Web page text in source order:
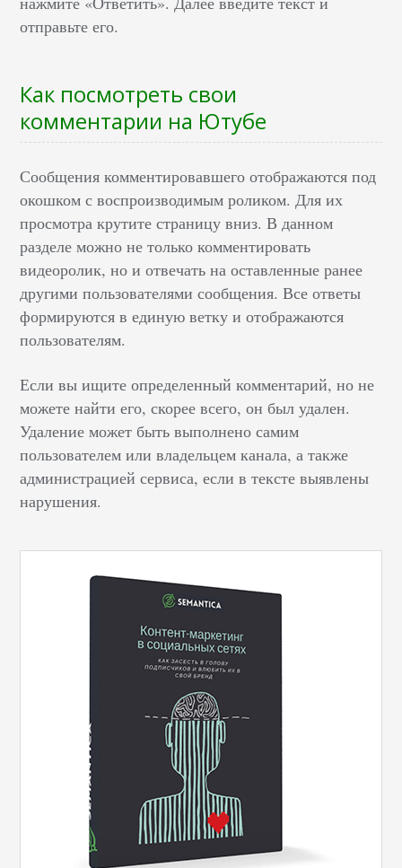
отправьте его.
Как посмотреть свои
комментарии на Ютубе
Сообщения комментировавшего отображаются под
окошком с воспроизводимым роликом. Для их
просмотра крутите страницу вниз. В данном
разделе можно не только комментировать
видеоролик, но и отвечать на оставленные ранее
другими пользователями сообщения. Все ответы
формируются в единую ветку и отображаются
пользователям.
Если вы ищите определенный комментарий, но не
можете найти его, скорее всего, он был удален.
Удаление может быть выполнено самим
пользователем или владельцем канала, а также
администрацией сервиса, если в тексте выявлены
нарушения.